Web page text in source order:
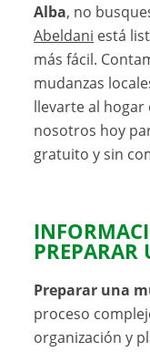
Alba, no
Abeldani está
más fácil.
mudanzas
llevarte al hogar
nosotros hoy
gratuito y sin
Preparar una
proceso
organización y